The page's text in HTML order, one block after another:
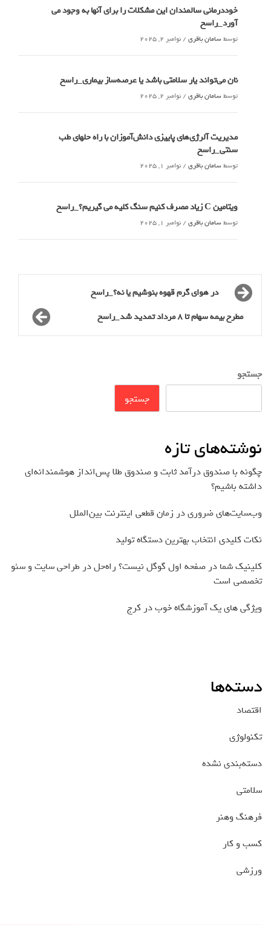
خوددرمانی سالمندان این مشکلات را برای آنها به وجود می
آورد_راسخ
توسطسامان باقری / نوامبر 2, 2025
نان می‌تواند یار سلامتی باشد یا عرصه‌ساز بیماری_راسخ
توسطسامان باقری / نوامبر 2, 2025
مدیریت آلرژی‌های پاییزی دانش‌آموزان با راه حلهای طب
سنتی_راسخ
توسطسامان باقری / نوامبر 1, 2025
ویتامین C زیاد مصرف کنیم سنگ کلیه می گیریم؟_راسخ
توسطسامان باقری / نوامبر 1, 2025
در هوای گرم قهوه بنوشیم یا نه؟_راسخ
مطرح بیمه سهام تا 8 مرداد تمدید شد_راسخ
جستجو
جستجو
نوشته‌های تازه
چگونه با صندوق درآمد ثابت و صندوق طلا پس‌انداز هوشمندانه‌ای
داشته باشیم؟
وب‌سایت‌های ضروری در زمان قطعی اینترنت بین‌الملل
نکات کلیدی انتخاب بهترین دستگاه تولید
کلینیک شما در صفحه اول گوگل نیست؟ راه‌حل در طراحی سایت و سئو
تخصصی است
ویژگی های یک آموزشگاه خوب در کرج
دسته‌ها
اقتصاد
تکنولوژی
دسته‌بندی نشده
سلامتی
فرهنگ وهنر
کسب و کار
ورزشی